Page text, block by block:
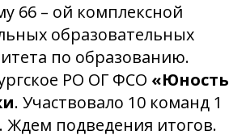
66 – ой комплексной
образовательных
по образованию.
РО ОГ ФСО «Юность
. Участвовало 10 команд 1
Ждем подведения итогов.